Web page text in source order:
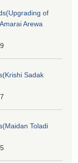
of
Arewa
Sadak
Toladi